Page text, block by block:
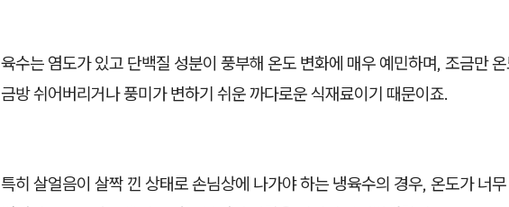
육수는 염도가 있고 단백질 성분이 풍부해 온도 변화에 매우 예민하며, 조금만
금방 쉬어버리거나 풍미가 변하기 쉬운 까다로운 식재료이기 때문이죠.
특히 살얼음이 살짝 낀 상태로 손님상에 나가야 하는 냉육수의 경우, 온도가 너